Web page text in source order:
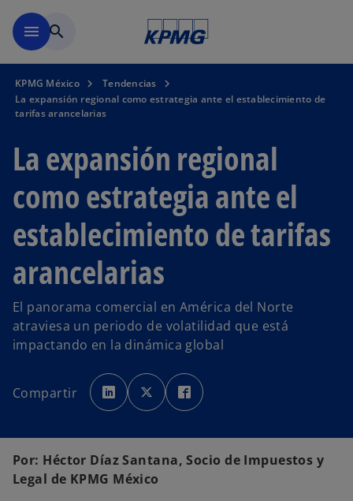
menu search
KPMG México
Tendencias
La expansión regional como estrategia ante el establecimiento de
tarifas arancelarias
La expansión regional
como estrategia ante el
establecimiento de tarifas
arancelarias
El panorama comercial en América del Norte
atraviesa un periodo de volatilidad que está
impactando en la dinámica global
Compartir e
a
b
u
n
a
p
e
a
b
n
e
a
n
Por: Héctor Díaz Santana, Socio de Impuestos y
Legal de KPMG México